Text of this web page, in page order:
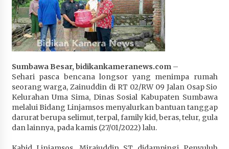
Bupati H. Jarot : Demi Keberlanjutan Pelayanan,
Perumdam Batulanteh Akan Lakukan
Penyesuaian Tarif Air Minum
4 minggu ago
Bripda Vanesa Aprilia Renyaan, Sabet Juara II
Taekwondo Kapolri Cup ke-7
4 minggu ago
Sekretaris Bapperida, Dwi Rahayu, ST,. MM,.
Pimpin Rakor Aksi Konvergensi Percepatan
4 minggu ago
Sumbawa Besar, bidikankameranews.com–
Sehari pasca bencana longsor yang menimpa rumah
seorang warga, Zainuddin di RT 02/RW 09 Jalan Osap Sio
Kelurahan Uma Sima, Dinas Sosial Kabupaten Sumbawa
melalui Bidang Linjamsos menyalurkan bantuan tanggap
darurat berupa selimut, terpal, family kid, beras, telur, gula
dan lainnya, pada kamis (27/01/2022) lalu.